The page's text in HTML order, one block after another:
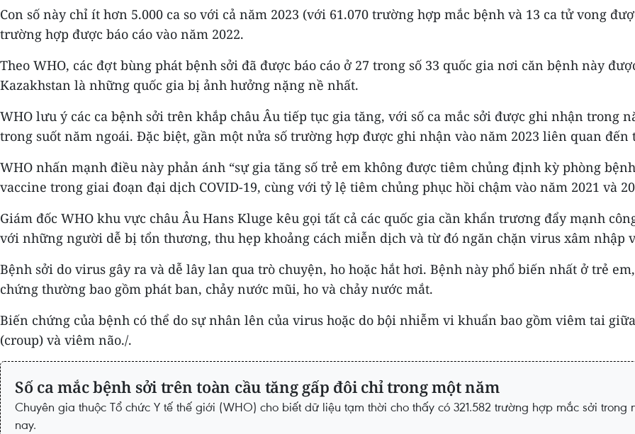
Con số này chỉ ít hơn 5.000 ca so với cả năm 2023 (với 61.070 trường hợp mắc bệnh và 13 ca tử vong
trường hợp được báo cáo vào năm 2022.
Theo WHO, các đợt bùng phát bệnh sởi đã được báo cáo ở 27 trong số 33 quốc gia nơi căn bệnh này
Kazakhstan là những quốc gia bị ảnh hưởng nặng nề nhất.
WHO lưu ý các ca bệnh sởi trên khắp châu Âu tiếp tục gia tăng, với số ca mắc sởi được ghi nhận trong
trong suốt năm ngoái. Đặc biệt, gần một nửa số trường hợp được ghi nhận vào năm 2023 liên quan đến
WHO nhấn mạnh điều này phản ánh “sự gia tăng số trẻ em không được tiêm chủng định kỳ phòng
vaccine trong giai đoạn đại dịch COVID-19, cùng với tỷ lệ tiêm chủng phục hồi chậm vào năm 2021 và
Giám đốc WHO khu vực châu Âu Hans Kluge kêu gọi tất cả các quốc gia cần khẩn trương đẩy mạnh
với những người dễ bị tổn thương, thu hẹp khoảng cách miễn dịch và từ đó ngăn chặn virus xâm nhập
Bệnh sởi do virus gây ra và dễ lây lan qua trò chuyện, ho hoặc hắt hơi. Bệnh này phổ biến nhất ở trẻ
chứng thường bao gồm phát ban, chảy nước mũi, ho và chảy nước mắt.
Biến chứng của bệnh có thể do sự nhân lên của virus hoặc do bội nhiễm vi khuẩn bao gồm viêm tai
(croup) và viêm não./.
Số ca mắc bệnh sởi trên toàn cầu tăng gấp đôi chỉ trong một năm
Chuyên gia thuộc Tổ chức Y tế thế giới (WHO) cho biết dữ liệu tạm thời cho thấy có 321.582 trường hợp mắc sởi
nay.